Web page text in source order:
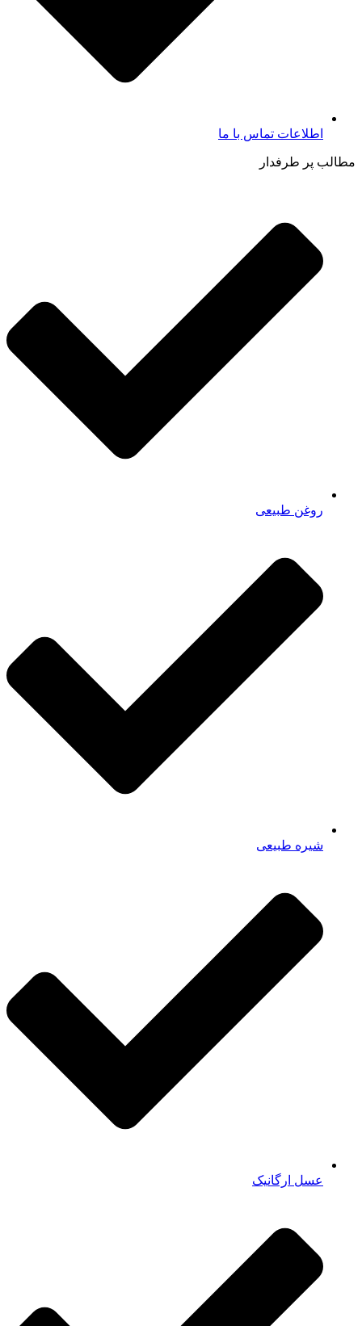
اطلاعات تماس با ما​
مطالب پر طرفدار
روغن طبیعی
شیره طبیعی
عسل ارگانیک